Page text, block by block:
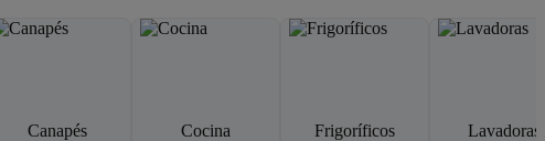
Canapés Cocina Frigoríficos Lavadoras